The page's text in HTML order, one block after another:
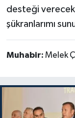
desteği
şükranlarımı
Muhabir: Melek